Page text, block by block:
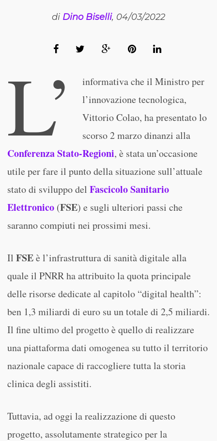
di Dino Biselli, 04/03/2022
L’
informativa che il Ministro per
l’innovazione tecnologica,
Vittorio Colao, ha presentato lo
scorso 2 marzo dinanzi alla
Conferenza Stato-Regioni, è stata un’occasione
utile per fare il punto della situazione sull’attuale
stato di sviluppo del Fascicolo Sanitario
Elettronico (FSE) e sugli ulteriori passi che
saranno compiuti nei prossimi mesi.
Il FSEè l’infrastruttura di sanità digitale alla
quale il PNRR ha attribuito la quota principale
delle risorse dedicate al capitolo “digital health”:
ben 1,3 miliardi di euro su un totale di 2,5 miliardi.
Il fine ultimo del progetto è quello di realizzare
una piattaforma dati omogenea su tutto il territorio
nazionale capace di raccogliere tutta la storia
clinica degli assistiti.
Tuttavia, ad oggi la realizzazione di questo
progetto, assolutamente strategico per la